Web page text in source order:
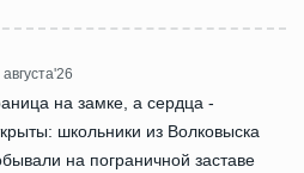
на замке, а сердца -
школьники из Волковыска
на пограничной заставе